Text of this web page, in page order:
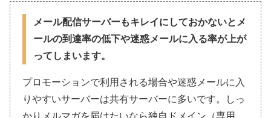
メール配信サーバーもキレイにしておかないとメ
ールの到達率の低下や迷惑メールに入る率が上が
ってしまいます。
プロモーションで利用される場合や迷惑メールに入
りやすいサーバーは共有サーバーに多いです。しっ